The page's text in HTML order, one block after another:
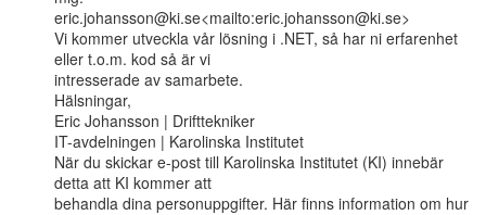
eric.johansson@ki.se<mailto:eric.johansson@ki.se>
Vi kommer utveckla vår lösning i .NET, så har ni erfarenhet
eller t.o.m. kod så är vi
intresserade av samarbete.
Hälsningar,
Eric Johansson | Drifttekniker
IT-avdelningen | Karolinska Institutet
När du skickar e-post till Karolinska Institutet (KI) innebär
detta att KI kommer att
behandla dina personuppgifter. Här finns information om hur